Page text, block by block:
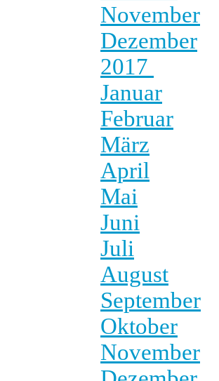
November
Dezember
2017
Januar
Februar
März
April
Mai
Juni
Juli
August
September
Oktober
November